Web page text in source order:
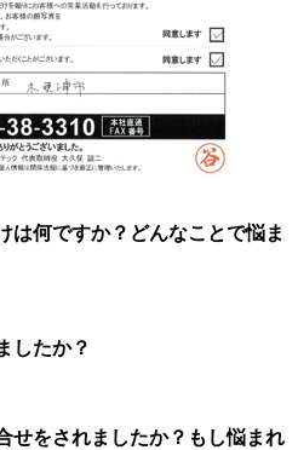
は何ですか？どんなことで悩ま
したか？
せをされましたか？もし悩まれ